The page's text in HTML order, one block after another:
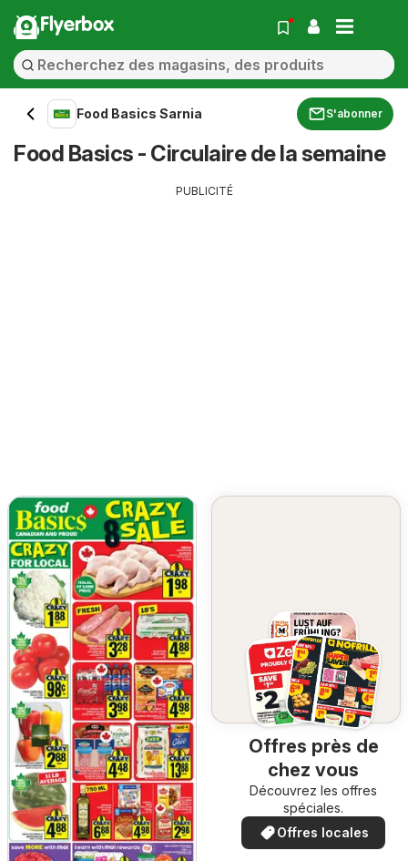
Flyerbox
Food Basics Sarnia S'abonner
Food Basics - Circulaire de la semaine
PUBLICITÉ
Offres près de
chez vous
Découvrez les offres
spéciales.
Offres locales